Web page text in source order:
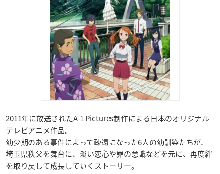
2011年に放送されたA-1 Pictures制作による日本のオリジナル
テレビアニメ作品。
幼少期のある事件によって疎遠になった6人の幼馴染たちが、
埼玉県秩父を舞台に、淡い恋心や罪の意識などを元に、再度絆
を取り戻して成長していくストーリー。